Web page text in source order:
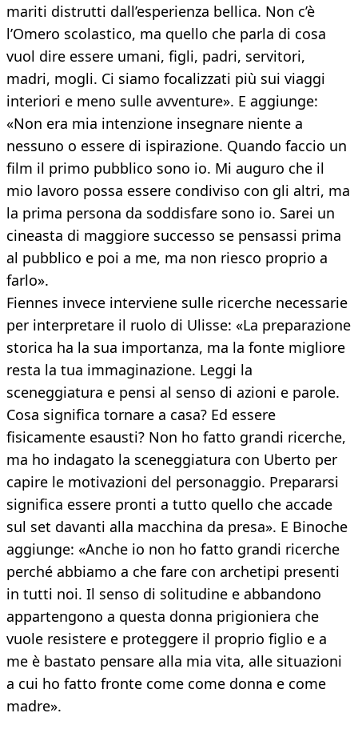
mariti distrutti dall’esperienza bellica. Non c’è
l’Omero scolastico, ma quello che parla di cosa
vuol dire essere umani, figli, padri, servitori,
madri, mogli. Ci siamo focalizzati più sui viaggi
interiori e meno sulle avventure». E aggiunge:
«Non era mia intenzione insegnare niente a
nessuno o essere di ispirazione. Quando faccio un
film il primo pubblico sono io. Mi auguro che il
mio lavoro possa essere condiviso con gli altri, ma
la prima persona da soddisfare sono io. Sarei un
cineasta di maggiore successo se pensassi prima
al pubblico e poi a me, ma non riesco proprio a
farlo».
Fiennes invece interviene sulle ricerche necessarie
per interpretare il ruolo di Ulisse: «La preparazione
storica ha la sua importanza, ma la fonte migliore
resta la tua immaginazione. Leggi la
sceneggiatura e pensi al senso di azioni e parole.
Cosa significa tornare a casa? Ed essere
fisicamente esausti? Non ho fatto grandi ricerche,
ma ho indagato la sceneggiatura con Uberto per
capire le motivazioni del personaggio. Prepararsi
significa essere pronti a tutto quello che accade
sul set davanti alla macchina da presa». E Binoche
aggiunge: «Anche io non ho fatto grandi ricerche
perché abbiamo a che fare con archetipi presenti
in tutti noi. Il senso di solitudine e abbandono
appartengono a questa donna prigioniera che
vuole resistere e proteggere il proprio figlio e a
me è bastato pensare alla mia vita, alle situazioni
a cui ho fatto fronte come come donna e come
madre».